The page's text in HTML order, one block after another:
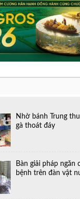
Nhờ bánh Trung
gà thoát đáy
Bàn giải pháp ngăn
bệnh trên đàn vật